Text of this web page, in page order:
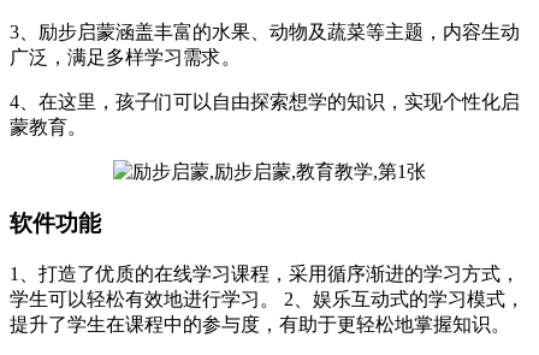
3、励步启蒙涵盖丰富的水果、动物及蔬菜等主题，内容生动
广泛，满足多样学习需求。
4、在这里，孩子们可以自由探索想学的知识，实现个性化启
蒙教育。
软件功能
1、打造了优质的在线学习课程，采用循序渐进的学习方式，
学生可以轻松有效地进行学习。 2、娱乐互动式的学习模式，
提升了学生在课程中的参与度，有助于更轻松地掌握知识。